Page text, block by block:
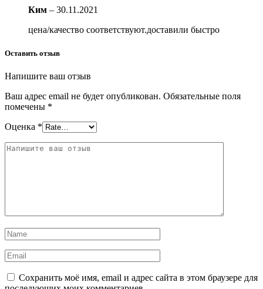
Ким – 30.11.2021
цена/качество соответствуют.доставили быстро
Оставить отзыв
Напишите ваш отзыв
Ваш адрес email не будет опубликован. Обязательные поля
помечены *
Оценка *
Сохранить моё имя, email и адрес сайта в этом браузере для